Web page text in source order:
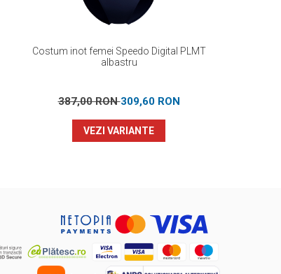
Costum inot femei Speedo Digital PLMT
albastru
387,00 RON309,60 RON
VEZI VARIANTE